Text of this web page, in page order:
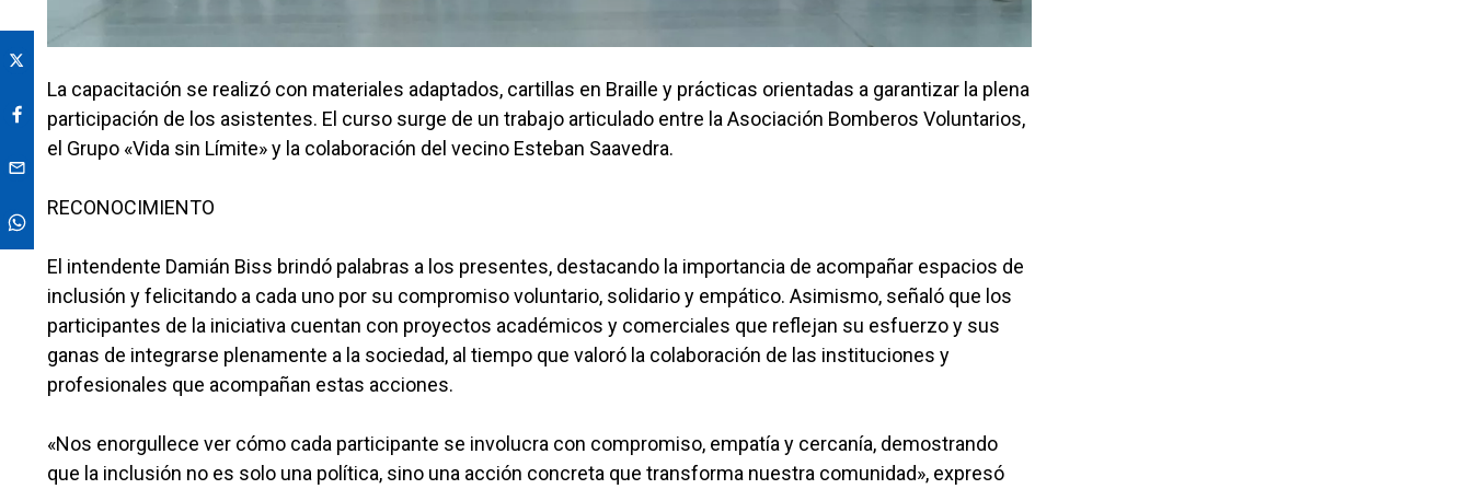
La capacitación se realizó con materiales adaptados, cartillas en Braille y prácticas orientadas a garantizar la plena
participación de los asistentes. El curso surge de un trabajo articulado entre la Asociación Bomberos Voluntarios,
el Grupo «Vida sin Límite» y la colaboración del vecino Esteban Saavedra.
RECONOCIMIENTO
El intendente Damián Biss brindó palabras a los presentes, destacando la importancia de acompañar espacios de
inclusión y felicitando a cada uno por su compromiso voluntario, solidario y empático. Asimismo, señaló que los
participantes de la iniciativa cuentan con proyectos académicos y comerciales que reflejan su esfuerzo y sus
ganas de integrarse plenamente a la sociedad, al tiempo que valoró la colaboración de las instituciones y
profesionales que acompañan estas acciones.
«Nos enorgullece ver cómo cada participante se involucra con compromiso, empatía y cercanía, demostrando
que la inclusión no es solo una política, sino una acción concreta que transforma nuestra comunidad», expresó